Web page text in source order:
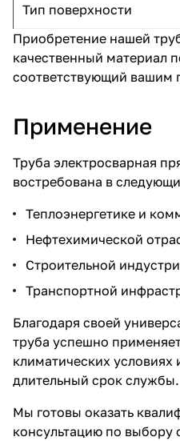
Тип поверхности
Приобретение нашей
качественный материал
соответствующий вашим
Применение
Труба электросварная
востребована в
Теплоэнергетике и
Нефтехимической
Строительной
Транспортной
Благодаря своей
труба успешно
климатических условиях
длительный срок службы.
Мы готовы оказать
консультацию по выбору